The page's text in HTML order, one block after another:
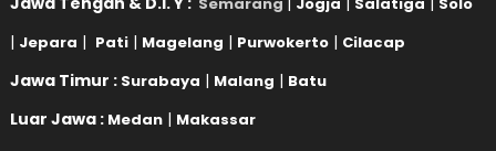
| Jepara | Pati | Magelang | Purwokerto | Cilacap
Jawa Timur : Surabaya | Malang | Batu
Luar Jawa : Medan | Makassar